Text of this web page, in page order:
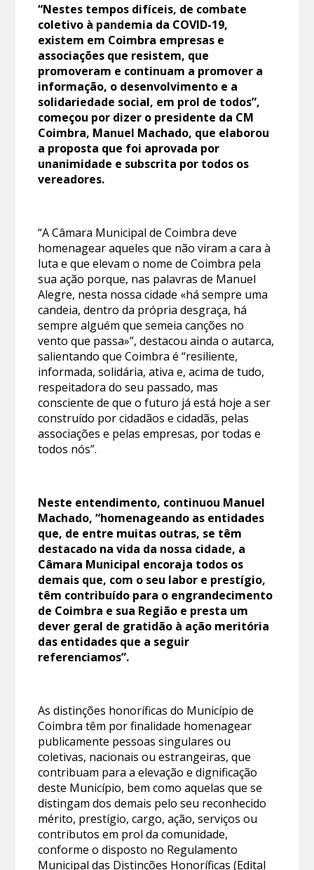
“Nestes tempos difíceis, de combate
coletivo à pandemia da COVID-19,
existem em Coimbra empresas e
associações que resistem, que
promoveram e continuam a promover a
informação, o desenvolvimento e a
solidariedade social, em prol de todos”,
começou por dizer o presidente da CM
Coimbra, Manuel Machado, que elaborou
a proposta que foi aprovada por
unanimidade e subscrita por todos os
vereadores.
“A Câmara Municipal de Coimbra deve
homenagear aqueles que não viram a cara à
luta e que elevam o nome de Coimbra pela
sua ação porque, nas palavras de Manuel
Alegre, nesta nossa cidade «há sempre uma
candeia, dentro da própria desgraça, há
sempre alguém que semeia canções no
vento que passa»”, destacou ainda o autarca,
salientando que Coimbra é “resiliente,
informada, solidária, ativa e, acima de tudo,
respeitadora do seu passado, mas
consciente de que o futuro já está hoje a ser
construído por cidadãos e cidadãs, pelas
associações e pelas empresas, por todas e
todos nós”.
Neste entendimento, continuou Manuel
Machado, “homenageando as entidades
que, de entre muitas outras, se têm
destacado na vida da nossa cidade, a
Câmara Municipal encoraja todos os
demais que, com o seu labor e prestígio,
têm contribuído para o engrandecimento
de Coimbra e sua Região e presta um
dever geral de gratidão à ação meritória
das entidades que a seguir
referenciamos”.
As distinções honoríficas do Município de
Coimbra têm por finalidade homenagear
publicamente pessoas singulares ou
coletivas, nacionais ou estrangeiras, que
contribuam para a elevação e dignificação
deste Município, bem como aquelas que se
distingam dos demais pelo seu reconhecido
mérito, prestígio, cargo, ação, serviços ou
contributos em prol da comunidade,
conforme o disposto no Regulamento
Municipal das Distinções Honoríficas (Edital